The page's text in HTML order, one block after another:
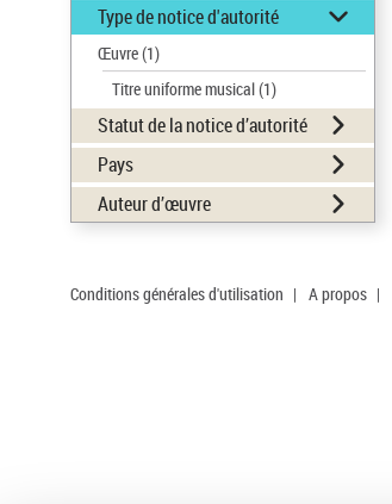
Type de notice d'autorité
Œuvre(1)
Titre uniforme musical(1)
Statut de la notice d’autorité
Pays
Auteur d’œuvre
Conditions générales d'utilisation | A propos |